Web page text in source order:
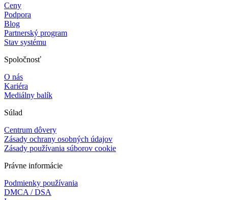
Ceny
Podpora
Blog
Partnerský program
Stav systému
Spoločnosť
O nás
Kariéra
Mediálny balík
Súlad
Centrum dôvery
Zásady ochrany osobných údajov
Zásady používania súborov cookie
Právne informácie
Podmienky používania
DMCA / DSA